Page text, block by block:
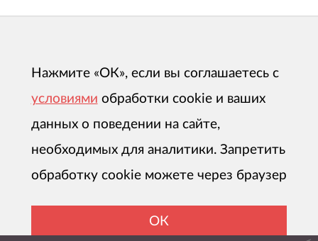
Нажмите «ОК», если вы соглашаетесь с
условиями обработки cookie и ваших
данных о поведении на сайте,
необходимых для аналитики. Запретить
обработку cookie можете через браузер
ОК